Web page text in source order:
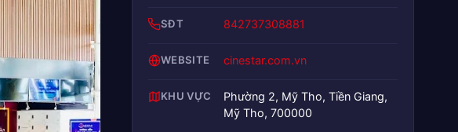
SĐT 842737308881
WEBSITE cinestar.com.vn
KHU VỰC
Phường 2, Mỹ Tho, Tiền Giang,
Mỹ Tho, 700000